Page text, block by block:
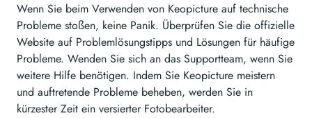
Wenn Sie beim Verwenden von Keopicture auf technische
Probleme stoßen, keine Panik. Überprüfen Sie die offizielle
Website auf Problemlösungstipps und Lösungen für häufige
Probleme. Wenden Sie sich an das Supportteam, wenn Sie
weitere Hilfe benötigen. Indem Sie Keopicture meistern
und auftretende Probleme beheben, werden Sie in
kürzester Zeit ein versierter Fotobearbeiter.